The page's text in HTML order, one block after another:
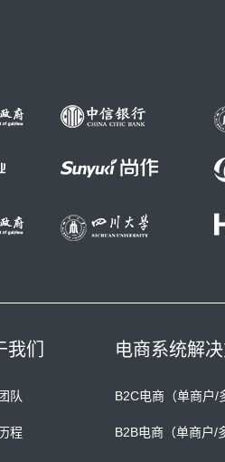
我们
队
程
电商系统解
B2C电商（单商户/
B2B电商（单商户/